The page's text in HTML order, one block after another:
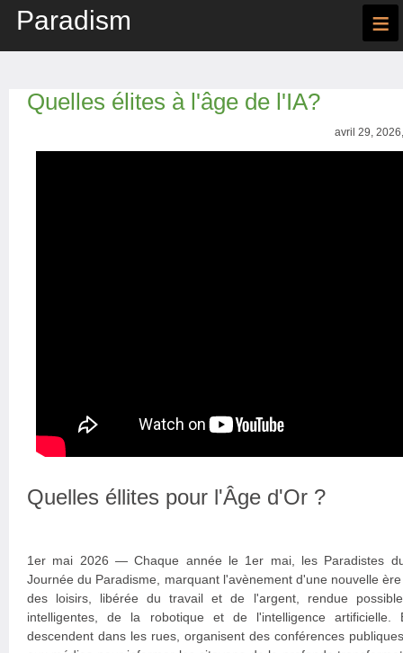
Paradism ≡
Quelles élites à l'âge de l'IA?
avril 29,
Quelles éllites pour l'Âge d'Or ?
1er mai 2026 — Chaque année le 1er mai, les Paradistes
Journée du Paradisme, marquant l'avènement d'une nouvelle
des loisirs, libérée du travail et de l'argent, rendue
intelligentes, de la robotique et de l'intelligence
descendent dans les rues, organisent des conférences